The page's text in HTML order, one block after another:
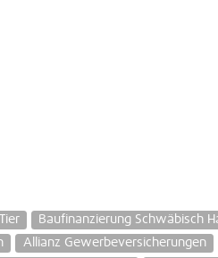
Baufinanzierung Schwäbisch
Allianz Gewerbeversicherungen